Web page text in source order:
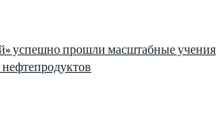
успешно прошли масштабные учения